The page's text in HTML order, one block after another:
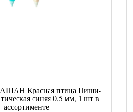
АШАН Красная птица Пиши-
синяя 0,5 мм, 1 шт в
ассортименте